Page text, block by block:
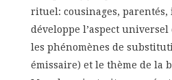
rituel: cousinages, parentés,
développe l’aspect
les phénomènes de
émissaire) et le thème de la